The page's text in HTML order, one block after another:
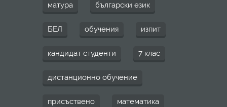
матура български език
БЕЛ обучения изпит
кандидат студенти 7 клас
дистанционно обучение
присъствено математика